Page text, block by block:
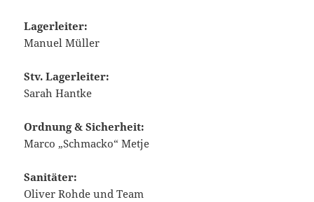
Lagerleiter:
Manuel Müller
Stv. Lagerleiter:
Sarah Hantke
Ordnung & Sicherheit:
Marco „Schmacko“ Metje
Sanitäter:
Oliver Rohde und Team